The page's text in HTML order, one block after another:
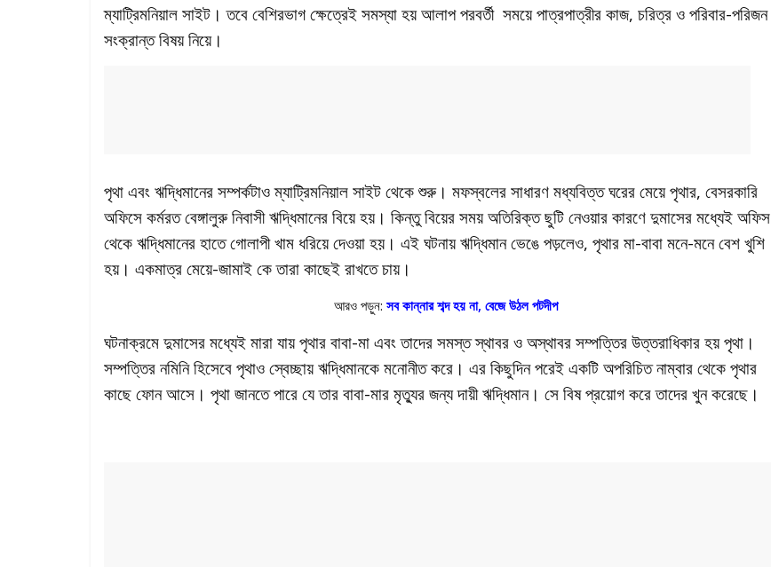
ম্যাট্রিমনিয়াল সাইট। তবে বেশিরভাগ ক্ষেত্রেই সমস্যা হয় আলাপ পরবর্তী সময়ে পাত্রপাত্রীর কাজ, চরিত্র ও পরিবার-পরিজন
সংক্রান্ত বিষয় নিয়ে।
পৃথা এবং ঋদ্ধিমানের সম্পর্কটাও ম্যাট্রিমনিয়াল সাইট থেকে শুরু। মফস্বলের সাধারণ মধ্যবিত্ত ঘরের মেয়ে পৃথার, বেসরকারি
অফিসে কর্মরত বেঙ্গালুরু নিবাসী ঋদ্ধিমানের বিয়ে হয়। কিন্তু বিয়ের সময় অতিরিক্ত ছুটি নেওয়ার কারণে দুমাসের মধ্যেই অফিস
থেকে ঋদ্ধিমানের হাতে গোলাপী খাম ধরিয়ে দেওয়া হয়। এই ঘটনায় ঋদ্ধিমান ভেঙে পড়লেও, পৃথার মা-বাবা মনে-মনে বেশ খুশি
হয়। একমাত্র মেয়ে-জামাই কে তারা কাছেই রাখতে চায়।
আরও পড়ুন: সব কান্নার শব্দ হয় না, বেজে উঠল পটদীপ
ঘটনাক্রমে দুমাসের মধ্যেই মারা যায় পৃথার বাবা-মা এবং তাদের সমস্ত স্থাবর ও অস্থাবর সম্পত্তির উত্তরাধিকার হয় পৃথা।
সম্পত্তির নমিনি হিসেবে পৃথাও স্বেচ্ছায় ঋদ্ধিমানকে মনোনীত করে। এর কিছুদিন পরেই একটি অপরিচিত নাম্বার থেকে পৃথার
কাছে ফোন আসে। পৃথা জানতে পারে যে তার বাবা-মার মৃত্যুর জন্য দায়ী ঋদ্ধিমান। সে বিষ প্রয়োগ করে তাদের খুন করেছে।